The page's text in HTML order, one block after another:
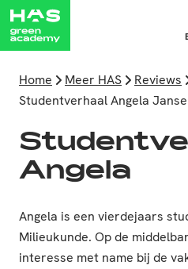
Home Meer HAS
Reviews
Studentverhaal Angela
Angela
Angela is een vierdejaars
Milieukunde. Op de
interesse met name bij de